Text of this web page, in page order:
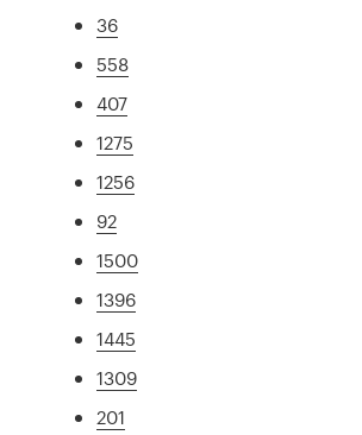
36
558
407
1275
1256
92
1500
1396
1445
1309
201